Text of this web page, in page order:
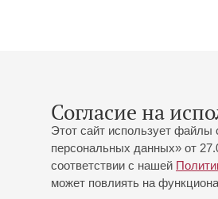
Согласие на
Этот сайт использует файлы
персональных данных» от
соответствии с нашей
может повлиять на